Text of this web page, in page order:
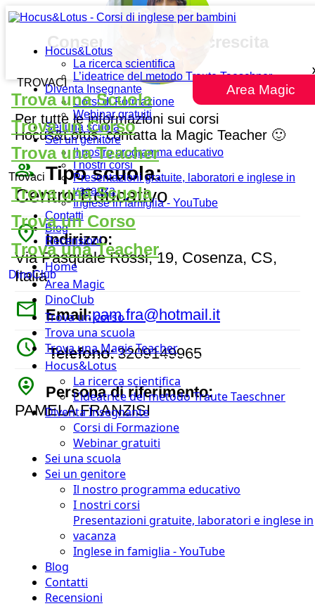
Hocus&Lotus
La ricerca scientifica
L’ideatrice del metodo Traute Taeschner
Diventa Insegnante
Corsi di Formazione
Webinar gratuiti
Sei una scuola
Sei un genitore
Il nostro programma educativo
I nostri corsi
Presentazioni gratuite, laboratori e inglese in
vacanza
Inglese in famiglia - YouTube
Contatti
Blog
Recensioni
Home
Area Magic
DinoClub
Trova un corso
Trova una scuola
Trova una Magic Teacher
Hocus&Lotus
La ricerca scientifica
L’ideatrice del metodo Traute Taeschner
Diventa Insegnante
Corsi di Formazione
Webinar gratuiti
Sei una scuola
Sei un genitore
Il nostro programma educativo
I nostri corsi
Presentazioni gratuite, laboratori e inglese in
vacanza
Inglese in famiglia - YouTube
Blog
Contatti
Recensioni
Area Magic
TROVACI
Trova una Scuola
Trova un Corso
Trova una Teacher
Trovaci
Trova una Scuola
Trova un Corso
Trova una Teacher
DinoClub
Consentia, spazi di crescita
Per tutte le informazioni sui corsi
Hocus&Lotus, contatta la Magic Teacher 🙂
people_outline Tipo scuola:
Centro Educativo
place Indirizzo:
Via Pasquale Rossi, 19, Cosenza, CS,
Italia
mail Email:pam.fra@hotmail.it
watch_later Telefono:3209149965
person_pin_circle
Persona di riferimento:
PAMELA FRANZISI